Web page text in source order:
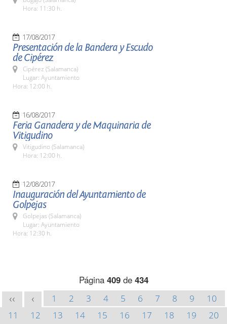
Hora: 11:30 h.
17/08/2017
Presentación de la Bandera y Escudo
de Cipérez
Cipérez (Salamanca)
Lugar: Ayuntamiento
Hora: 12:00 h.
16/08/2017
Feria Ganadera y de Maquinaria de
Vitigudino
Vitigudino (Salamanca)
Hora: 12:00 h.
12/08/2017
Inauguración del Ayuntamiento de
Golpejas
Golpejas (Salamanca)
Lugar: Ayuntamiento
Hora: 12:30 h.
Página 409de 434
<< < 1 2 3 4 5 6 7 8 9
10
11
12 13 14 15 16 17 18 19
20